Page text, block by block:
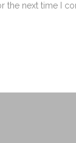
the next time I